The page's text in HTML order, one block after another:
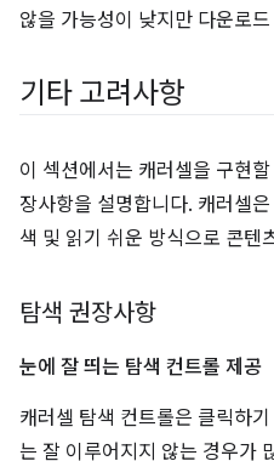
않을 가능성이 낮지만 다운로
기타 고려사항
이 섹션에서는 캐러셀을 구현
장사항을 설명합니다. 캐러셀
색 및 읽기 쉬운 방식으로 콘텐
탐색 권장사항
눈에 잘 띄는 탐색 컨트롤 제공
캐러셀 탐색 컨트롤은 클릭하
는 잘 이루어지지 않는 경우가